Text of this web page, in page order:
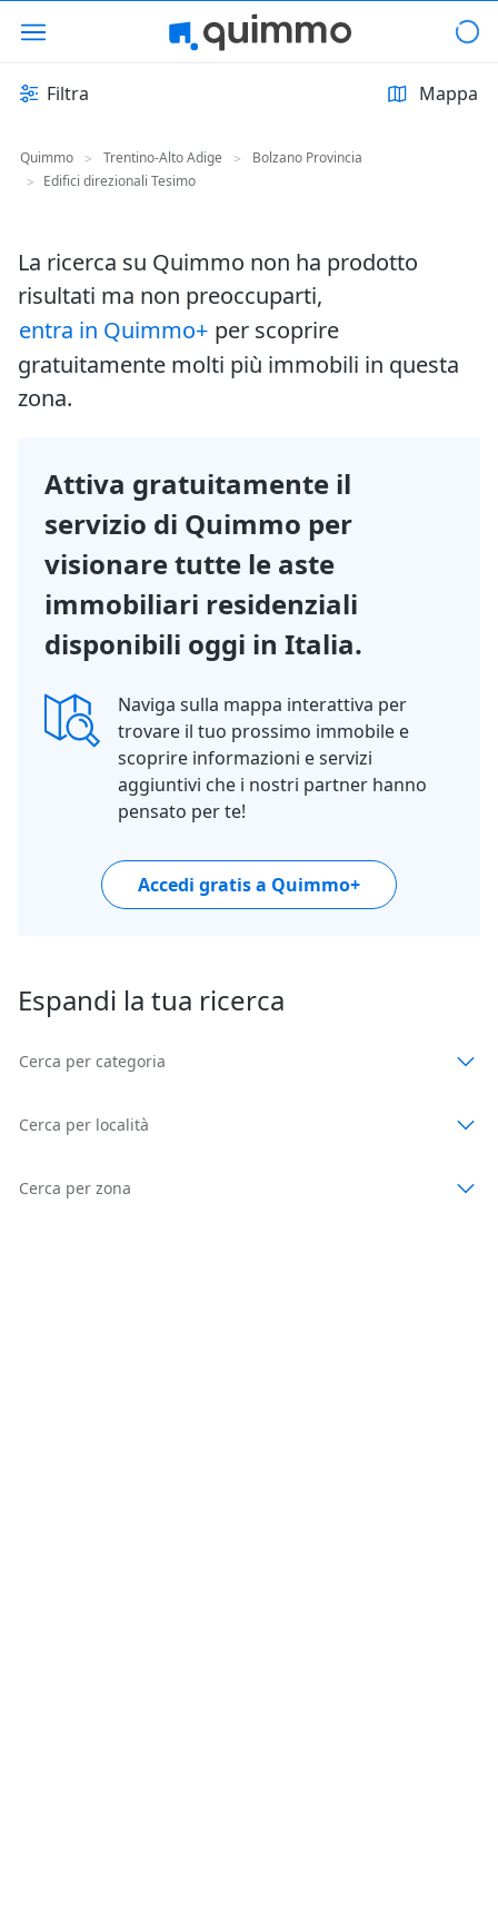
Filtra Mappa
Quimmo > Trentino-Alto Adige >
Bolzano Provincia
> Edifici direzionali Tesimo
La ricerca su Quimmo non ha prodotto
risultati ma non preoccuparti,
entra in Quimmo+ per scoprire
gratuitamente molti più immobili in questa
zona.
Attiva gratuitamente il
servizio di Quimmo per
visionare tutte le aste
immobiliari residenziali
disponibili oggi in Italia.
Naviga sulla mappa interattiva per
trovare il tuo prossimo immobile e
scoprire informazioni e servizi
aggiuntivi che i nostri partner hanno
pensato per te!
Accedi gratis a Quimmo+
Espandi la tua ricerca
Cerca per categoria
Cerca per località
Cerca per zona